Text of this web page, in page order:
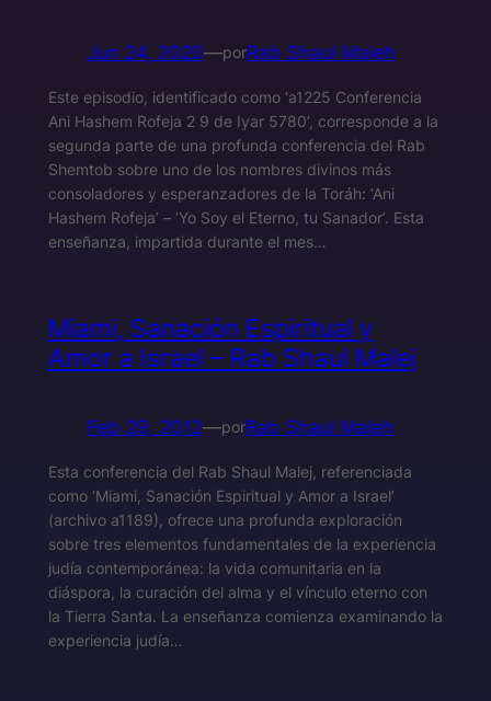
Jun 24, 2020—porRab Shaul Maleh
Este episodio, identificado como ‘a1225 Conferencia
Ani Hashem Rofeja 2 9 de Iyar 5780’, corresponde a la
segunda parte de una profunda conferencia del Rab
Shemtob sobre uno de los nombres divinos más
consoladores y esperanzadores de la Toráh: ‘Ani
Hashem Rofeja’ – ‘Yo Soy el Eterno, tu Sanador’. Esta
enseñanza, impartida durante el mes…
Miami, Sanación Espiritual y
Amor a Israel – Rab Shaul Malej
Feb 29, 2012—porRab Shaul Maleh
Esta conferencia del Rab Shaul Malej, referenciada
como ‘Miami, Sanación Espiritual y Amor a Israel’
(archivo a1189), ofrece una profunda exploración
sobre tres elementos fundamentales de la experiencia
judía contemporánea: la vida comunitaria en la
diáspora, la curación del alma y el vínculo eterno con
la Tierra Santa. La enseñanza comienza examinando la
experiencia judía…